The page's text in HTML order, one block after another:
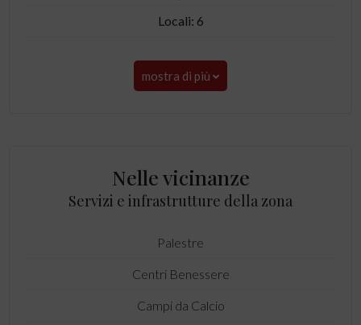
Locali: 6
mostra di più
Nelle vicinanze
Servizi e infrastrutture della zona
Palestre
Centri Benessere
Campi da Calcio